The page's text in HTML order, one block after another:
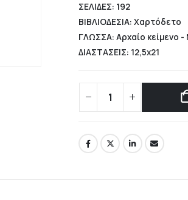
ΣΕΛΙΔΕΣ: 192
ΒΙΒΛΙΟΔΕΣΙΑ: Χαρτόδετο
ΓΛΩΣΣΑ: Αρχαίο κείμενο
ΔΙΑΣΤΑΣΕΙΣ: 12,5x21